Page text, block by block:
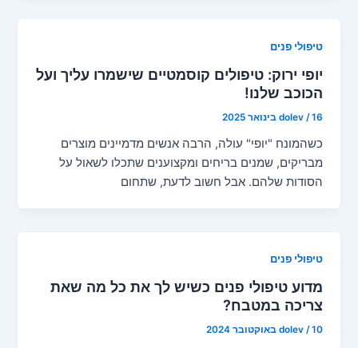
טיפולי פנים
יופי ירוק: טיפולים קוסמטיים שישמרו עליך ועל
הכוכב שלנו!
dolev /16 בינואר 2025
כשהמונח "יופי" עולה, הרבה אנשים מדמיינים מוצרים
מבריקים, שמנים בריחים ומקצוענים שתכלו לשאול על
הסודות שלהם. אבל חשוב לדעת, שתחום
טיפולי פנים
מדוע טיפולי פנים כשיש לך את כל מה שאת
צריכה במטבח?
dolev /10 באוקטובר 2024